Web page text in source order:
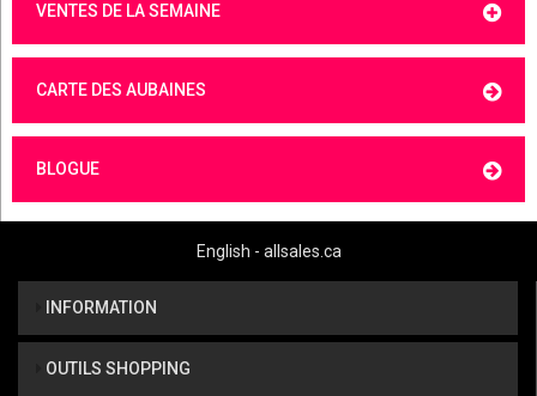
VENTES DE LA SEMAINE
CARTE DES AUBAINES
BLOGUE
English - allsales.ca
INFORMATION
OUTILS SHOPPING